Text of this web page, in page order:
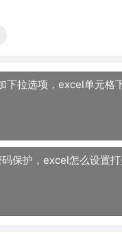
下拉选项，excel单元格
保护，excel怎么设置